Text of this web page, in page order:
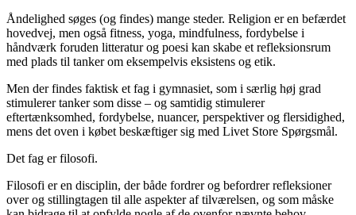
Åndelighed søges (og findes) mange steder. Religion er en befærdet
hovedvej, men også fitness, yoga, mindfulness, fordybelse i
håndværk foruden litteratur og poesi kan skabe et refleksionsrum
med plads til tanker om eksempelvis eksistens og etik.
Men der findes faktisk et fag i gymnasiet, som i særlig høj grad
stimulerer tanker som disse – og samtidig stimulerer
eftertænksomhed, fordybelse, nuancer, perspektiver og flersidighed,
mens det oven i købet beskæftiger sig med Livet Store Spørgsmål.
Det fag er filosofi.
Filosofi er en disciplin, der både fordrer og befordrer refleksioner
over og stillingtagen til alle aspekter af tilværelsen, og som måske